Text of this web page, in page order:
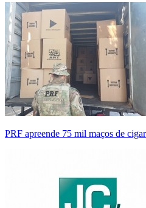
PRF apreende 75 mil maços de